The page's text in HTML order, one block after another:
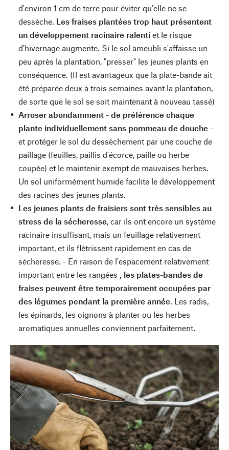
d'environ 1 cm de terre pour éviter qu'elle ne se
dessèche. Les fraises plantées trop haut présentent
un développement racinaire ralenti et le risque
d'hivernage augmente. Si le sol ameubli s'affaisse un
peu après la plantation, "presser" les jeunes plants en
conséquence. (Il est avantageux que la plate-bande ait
été préparée deux à trois semaines avant la plantation,
de sorte que le sol se soit maintenant à nouveau tassé)
Arroser abondamment - de préférence chaque
plante individuellement sans pommeau de douche -
et protéger le sol du dessèchement par une couche de
paillage (feuilles, paillis d'écorce, paille ou herbe
coupée) et le maintenir exempt de mauvaises herbes.
Un sol uniformément humide facilite le développement
des racines des jeunes plants.
Les jeunes plants de fraisiers sont très sensibles au
stress de la sécheresse, car ils ont encore un système
racinaire insuffisant, mais un feuillage relativement
important, et ils flétrissent rapidement en cas de
sécheresse. - En raison de l'espacement relativement
important entre les rangées , les plates-bandes de
fraises peuvent être temporairement occupées par
des légumes pendant la première année. Les radis,
les épinards, les oignons à planter ou les herbes
aromatiques annuelles conviennent parfaitement.